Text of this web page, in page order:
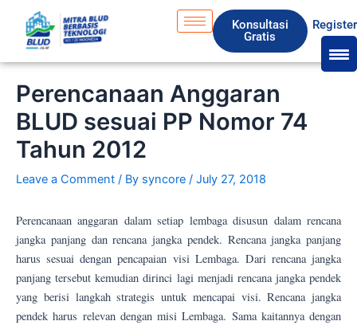
content
Konsultasi
Gratis
Register
Perencanaan Anggaran
BLUD sesuai PP Nomor 74
Tahun 2012
Leave a Comment / By syncore / July 27, 2018
Perencanaan anggaran dalam setiap lembaga disusun dalam rencana
jangka panjang dan rencana jangka pendek. Rencana jangka panjang
harus sesuai dengan pencapaian visi Lembaga. Dari rencana jangka
panjang tersebut kemudian dirinci lagi menjadi rencana jangka pendek
yang berisi langkah strategis untuk mencapai visi. Rencana jangka
pendek harus relevan dengan misi Lembaga. Sama kaitannya dengan
c
h